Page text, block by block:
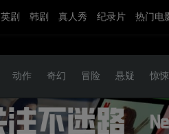
英剧 韩剧 真人秀 纪录片 热门电
动作 奇幻 冒险 悬疑 惊悚